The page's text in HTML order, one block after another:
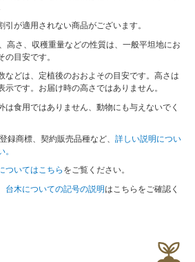
引が適用されない商品がございます。
高さ、収穫重量などの性質は、一般平坦地にお
の目安です。
などは、定植後のおおよその目安です。高さは
示です。お届け時の高さではありません。
は食用ではありません、動物にも与えないでく
録商標、契約販売品種など、詳しい説明につい
ついてはこちら をご覧ください。
台木についての記号の説明はこちらをご確認く